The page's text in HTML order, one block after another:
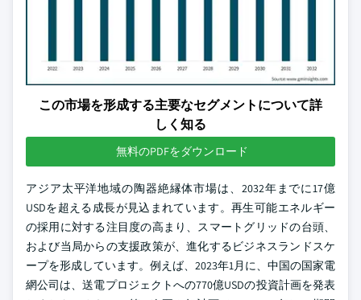
この市場を形成する主要なセグメントについて詳
しく知る
無料のPDFをダウンロード
アジア太平洋地域の陶器絶縁体市場は、2032年までに17億
USDを超える成長が見込まれています。再生可能エネルギー
の採用に対する注目度の高まり、スマートグリッドの台頭、
および当局からの支援政策が、進化するビジネスランドスケ
ープを形成しています。例えば、2023年1月に、中国の国家電
網公司は、送電プロジェクトへの770億USDの投資計画を発表